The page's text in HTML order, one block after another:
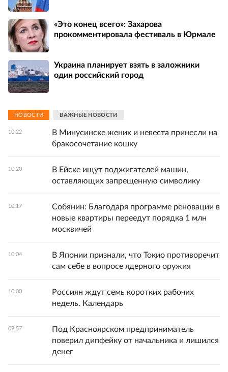
«Это конец всего»: Захарова
прокомментировала фестиваль в Юрмале
Украина планирует взять в заложники
один российский город
НОВОСТИ ВАЖНЫЕ НОВОСТИ
10:22
В Минусинске жених и невеста принесли на
бракосочетание кошку
10:20
В Ейске ищут поджигателей машин,
оставляющих запрещенную символику
10:17
Собянин: Благодаря программе реновации в
новые квартиры переедут порядка 1 млн
москвичей
10:04
В Японии признали, что Токио противоречит
сам себе в вопросе ядерного оружия
10:00
Россиян ждут семь коротких рабочих
недель. Календарь
09:57
Под Красноярском предприниматель
поверил дипфейку от начальника и лишился
денег